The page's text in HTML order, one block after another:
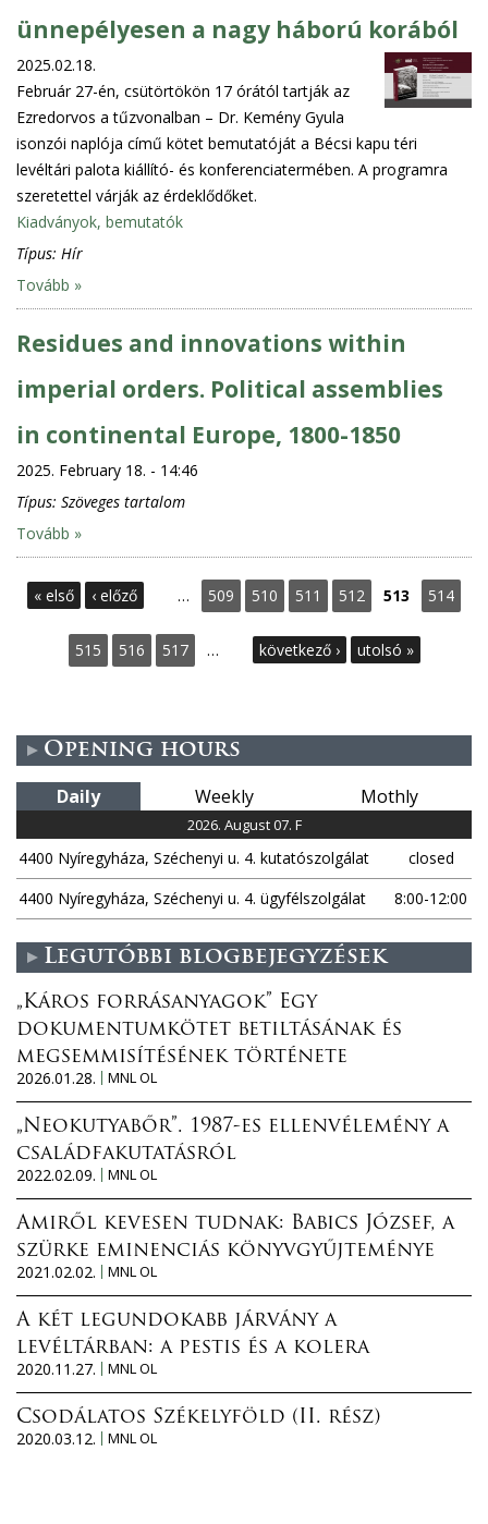
ünnepélyesen a nagy háború korából
2025.02.18.
Február 27-én, csütörtökön 17 órától tartják az
Ezredorvos a tűzvonalban – Dr. Kemény Gyula
isonzói naplója című kötet bemutatóját a Bécsi kapu téri
levéltári palota kiállító- és konferenciatermében. A programra
szeretettel várják az érdeklődőket.
Kiadványok, bemutatók
Típus: Hír
Tovább »
Residues and innovations within
imperial orders. Political assemblies
in continental Europe, 1800-1850
2025. February 18. - 14:46
Típus: Szöveges tartalom
Tovább »
P
e
s
« első ‹ előző … 509 510 511 512 513 514
515 516 517 … következő › utolsó »
Opening hours
Daily Weekly Mothly
2026. August 07. F
4400 Nyíregyháza, Széchenyi u. 4. kutatószolgálat
closed
4400 Nyíregyháza, Széchenyi u. 4. ügyfélszolgálat
8:00-12:00
Legutóbbi blogbejegyzések
„Káros forrásanyagok” Egy
dokumentumkötet betiltásának és
megsemmisítésének története
2026.01.28.
MNL OL
„Neokutyabőr”. 1987-es ellenvélemény a
családfakutatásról
2022.02.09.
MNL OL
Amiről kevesen tudnak: Babics József, a
szürke eminenciás könyvgyűjteménye
2021.02.02.
MNL OL
A két legundokabb járvány a
levéltárban: a pestis és a kolera
2020.11.27.
MNL OL
Csodálatos Székelyföld (II. rész)
2020.03.12.
MNL OL